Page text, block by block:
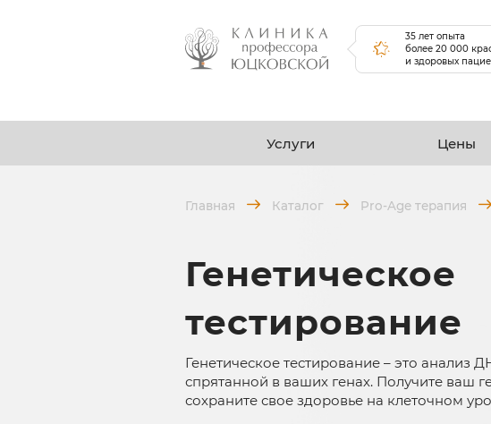
35 лет опыта
более 20 000
и здоровых
Услуги Цены
Главная Каталог Pro-Age терапия
Генетическое
тестирование
Генетическое тестирование – это
спрятанной в ваших генах. Получите ваш
сохраните свое здоровье на клеточном